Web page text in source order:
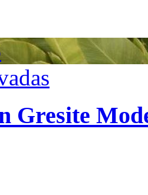
Gresite